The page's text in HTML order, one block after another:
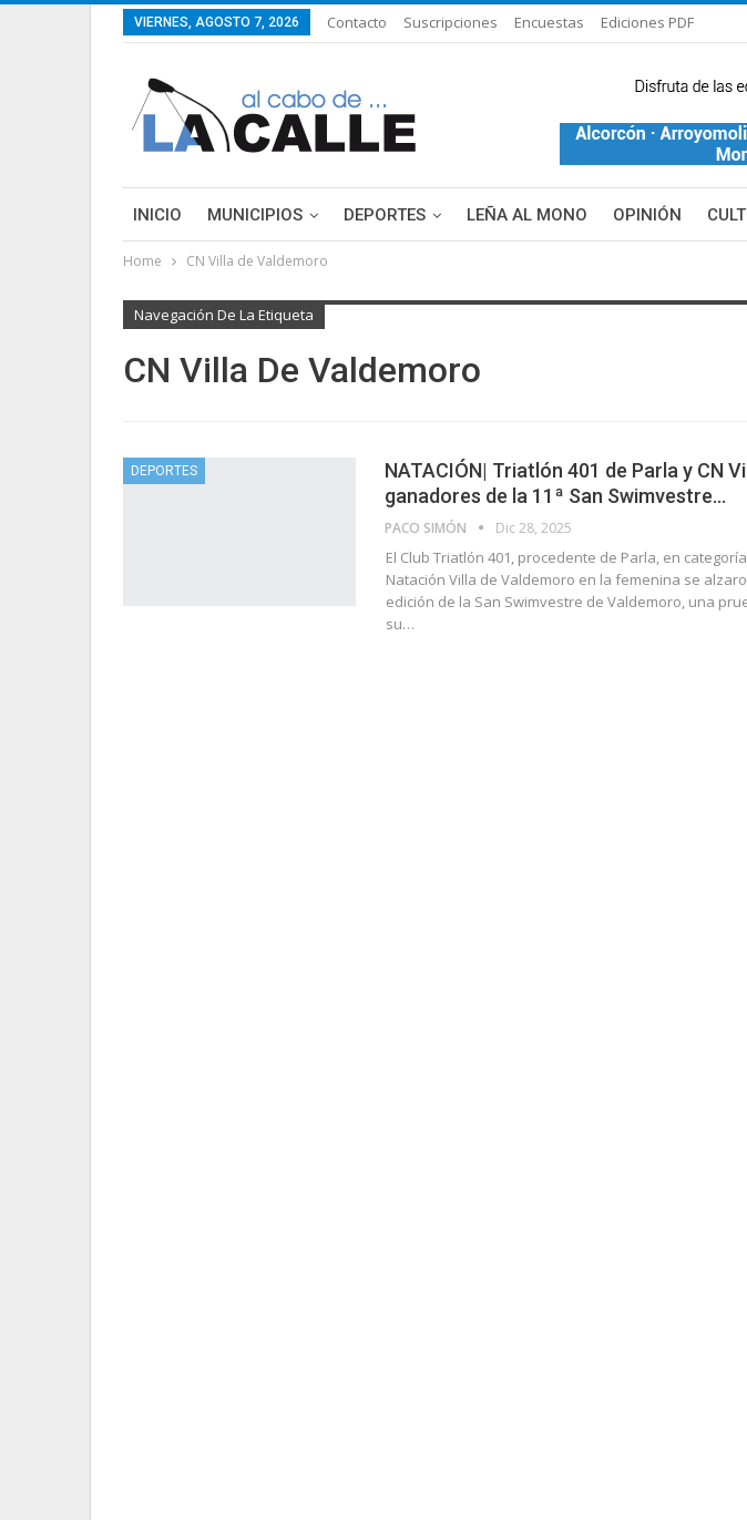
VIERNES, AGOSTO 7, 2026 Contacto Suscripciones Encuestas Ediciones PDF
INICIO MUNICIPIOS DEPORTES LEÑA AL MONO OPINIÓN
LIFESTYLE PURA FICCIÓN: LAS HISTORIAS DE BLANCA
Home CN Villa de Valdemoro
Navegación De La Etiqueta
CN Villa De Valdemoro
DEPORTES
NATACIÓN| Triatlón 401 de Parla y CN
ganadores de la 11ª San Swimvestre…
PACO SIMÓN Dic 28, 2025
El Club Triatlón 401, procedente de Parla, en
Natación Villa de Valdemoro en la femenina se
edición de la San Swimvestre de Valdemoro, una
su…